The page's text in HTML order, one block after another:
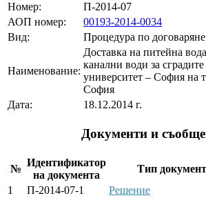
Номер:
П-2014-07
АОП номер:
00193-2014-0034
Вид:
Процедура по
Наименование:
Доставка на питейна
канални води за
университет – София на
София
Дата:
18.12.2014 г.
Документи и
№
Идентификатор
на документа
Тип документ
1
П-2014-07-1 Решение